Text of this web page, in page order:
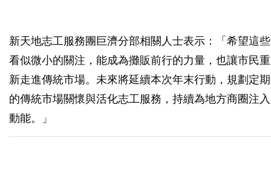
新天地志工服務團巨濟分部相關人士表示：「希望這些
看似微小的關注，能成為攤販前行的力量，也讓市民重
新走進傳統市場。未來將延續本次年末行動，規劃定期
的傳統市場關懷與活化志工服務，持續為地方商圈注入
動能。」